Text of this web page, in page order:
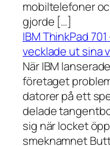
mobiltelefoner
gjorde […]
IBM ThinkPad
vecklade ut sina
När IBM
företaget
datorer på ett
delade
sig när locket
smeknamnet